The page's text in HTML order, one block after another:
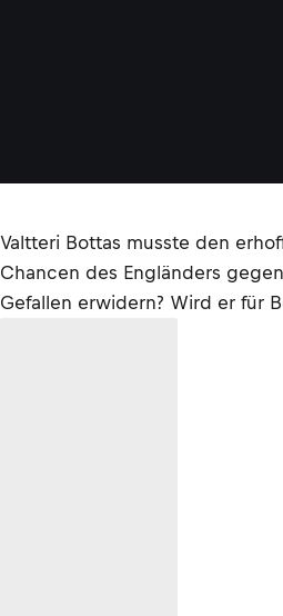
Valtteri Bottas musste den
Chancen des Engländers
Gefallen erwidern? Wird er für